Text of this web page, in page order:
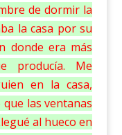
de dormir la
la casa por su
donde era más
producía. Me
en la casa,
las ventanas
al hueco en